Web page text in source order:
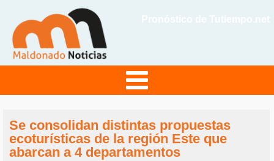
Se consolidan distintas propuestas
ecoturísticas de la región Este que
abarcan a 4 departamentos